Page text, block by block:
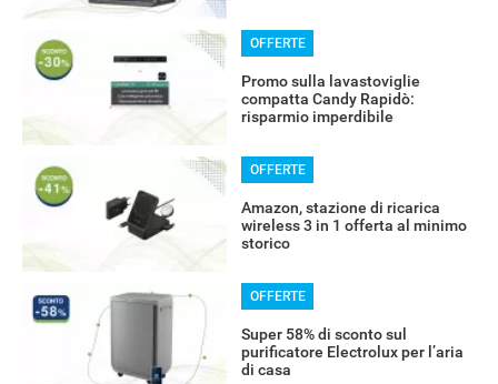
OFFERTE
Promo sulla lavastoviglie
compatta Candy Rapidò:
risparmio imperdibile
OFFERTE
Amazon, stazione di ricarica
wireless 3 in 1 offerta al minimo
storico
OFFERTE
Super 58% di sconto sul
purificatore Electrolux per l’aria
di casa